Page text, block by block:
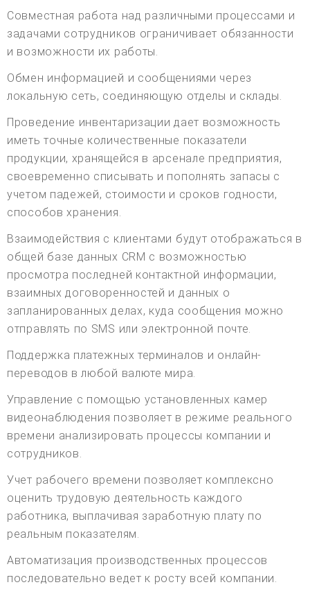
Совместная работа над различными процессами и
задачами сотрудников ограничивает обязанности
и возможности их работы.
Обмен информацией и сообщениями через
локальную сеть, соединяющую отделы и склады.
Проведение инвентаризации дает возможность
иметь точные количественные показатели
продукции, хранящейся в арсенале предприятия,
своевременно списывать и пополнять запасы с
учетом падежей, стоимости и сроков годности,
способов хранения.
Взаимодействия с клиентами будут отображаться в
общей базе данных CRM с возможностью
просмотра последней контактной информации,
взаимных договоренностей и данных о
запланированных делах, куда сообщения можно
отправлять по SMS или электронной почте.
Поддержка платежных терминалов и онлайн-
переводов в любой валюте мира.
Управление с помощью установленных камер
видеонаблюдения позволяет в режиме реального
времени анализировать процессы компании и
сотрудников.
Учет рабочего времени позволяет комплексно
оценить трудовую деятельность каждого
работника, выплачивая заработную плату по
реальным показателям.
Автоматизация производственных процессов
последовательно ведет к росту всей компании.